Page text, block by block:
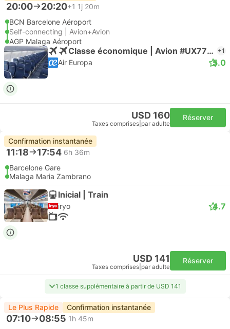
20:00 20:20+1 1j 20m
BCN Barcelone Aéroport
Self-connecting | Avion+Avion
AGP Malaga Aéroport
Classe économique | Avion #UX7708 +1
Air Europa 5.0
USD 160
Taxes comprises par adulte
Réserver
Confirmation instantanée
11:18 17:54 6h 36m
Barcelone Gare
Malaga Maria Zambrano
Inicial | Train
iryo 4.7
USD 141
Taxes comprises par adulte
Réserver
1 classe supplémentaire à partir de USD 141
Le Plus Rapide Confirmation instantanée
07:10 08:55 1h 45m